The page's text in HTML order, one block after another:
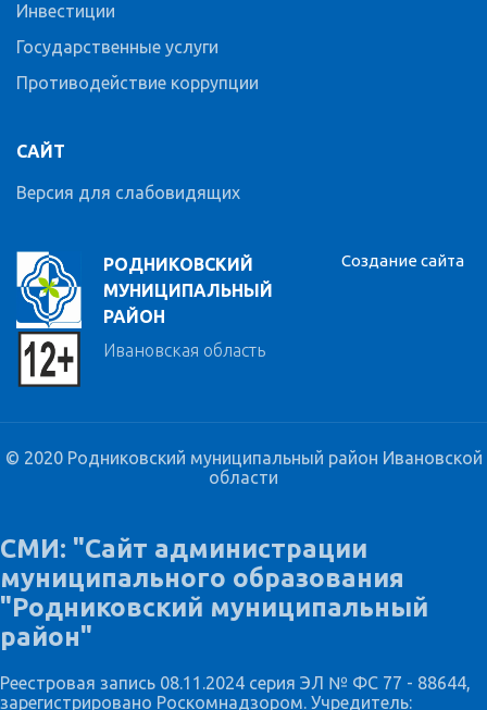
РОДНИКОВСКИЙ
МУНИЦИПАЛЬНЫЙ
РАЙОН
Ивановская область
Инвестиции
Государственные услуги
Противодействие коррупции
САЙТ
Версия для слабовидящих
Создание сайта
© 2020 Родниковский муниципальный район Ивановской
области
СМИ: "Сайт администрации
муниципального образования
"Родниковский муниципальный
район"
Реестровая запись 08.11.2024 серия ЭЛ № ФС 77 - 88644,
зарегистрировано Роскомнадзором. Учредитель: